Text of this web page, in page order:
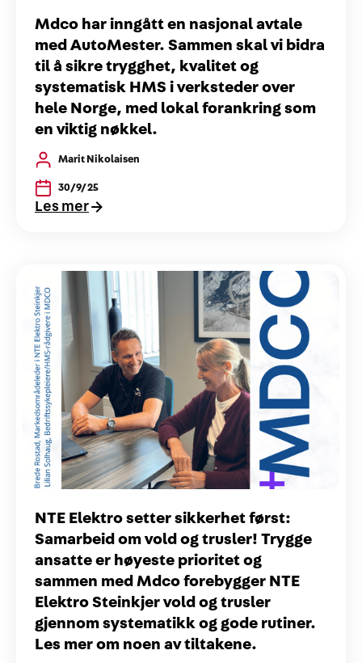
Mdco har inngått en nasjonal avtale
med AutoMester. Sammen skal vi bidra
til å sikre trygghet, kvalitet og
systematisk HMS i verksteder over
hele Norge, med lokal forankring som
en viktig nøkkel.
Marit Nikolaisen
30/9/25
Les mer
NTE Elektro setter sikkerhet først:
Samarbeid om vold og trusler! Trygge
ansatte er høyeste prioritet og
sammen med Mdco forebygger NTE
Elektro Steinkjer vold og trusler
gjennom systematikk og gode rutiner.
Les mer om noen av tiltakene.